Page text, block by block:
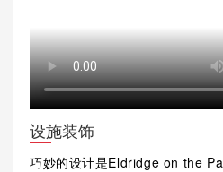
设施装饰
巧妙的设计是Eldridge on the